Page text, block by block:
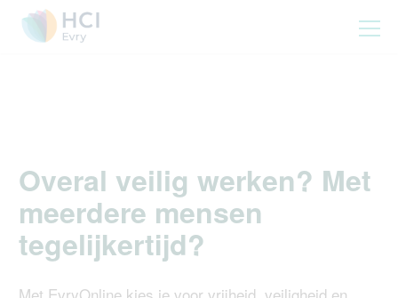
Overal veilig werken? Met
meerdere mensen
tegelijkertijd?